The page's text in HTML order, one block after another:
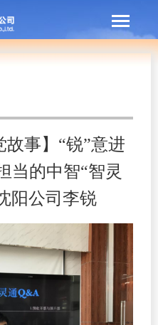
故事】“锐”意进
当的中智“智灵
公司李锐